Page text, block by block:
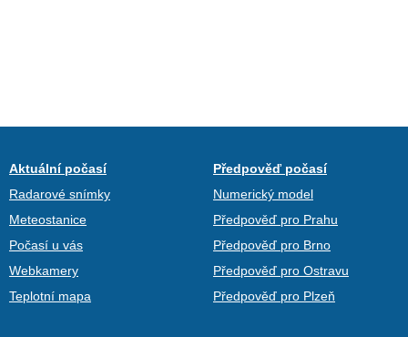
Aktuální počasí
Radarové snímky
Meteostanice
Počasí u vás
Webkamery
Teplotní mapa
Předpověď počasí
Numerický model
Předpověď pro Prahu
Předpověď pro Brno
Předpověď pro Ostravu
Předpověď pro Plzeň